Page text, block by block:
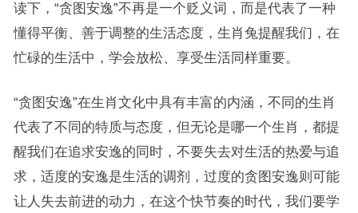
读下，“贪图安逸”不再是一个贬义词，而是代表了一种
懂得平衡、善于调整的生活态度，生肖兔提醒我们，在
忙碌的生活中，学会放松、享受生活同样重要。
“贪图安逸”在生肖文化中具有丰富的内涵，不同的生肖
代表了不同的特质与态度，但无论是哪一个生肖，都提
醒我们在追求安逸的同时，不要失去对生活的热爱与追
求，适度的安逸是生活的调剂，过度的贪图安逸则可能
让人失去前进的动力，在这个快节奏的时代，我们要学